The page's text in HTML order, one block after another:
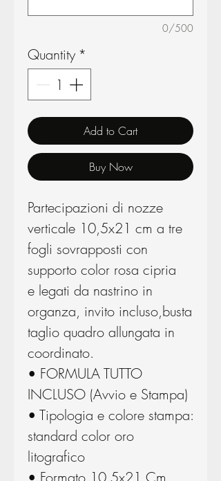
0/500
Quantity *
Add to Cart
Buy Now
Partecipazioni di nozze
verticale 10,5x21 cm a tre
fogli sovrapposti con
supporto color rosa cipria
e legati da nastrino in
organza, invito incluso,busta
taglio quadro allungata in
coordinato.
• FORMULA TUTTO
INCLUSO (Avvio e Stampa)
• Tipologia e colore stampa:
standard color oro
litografico